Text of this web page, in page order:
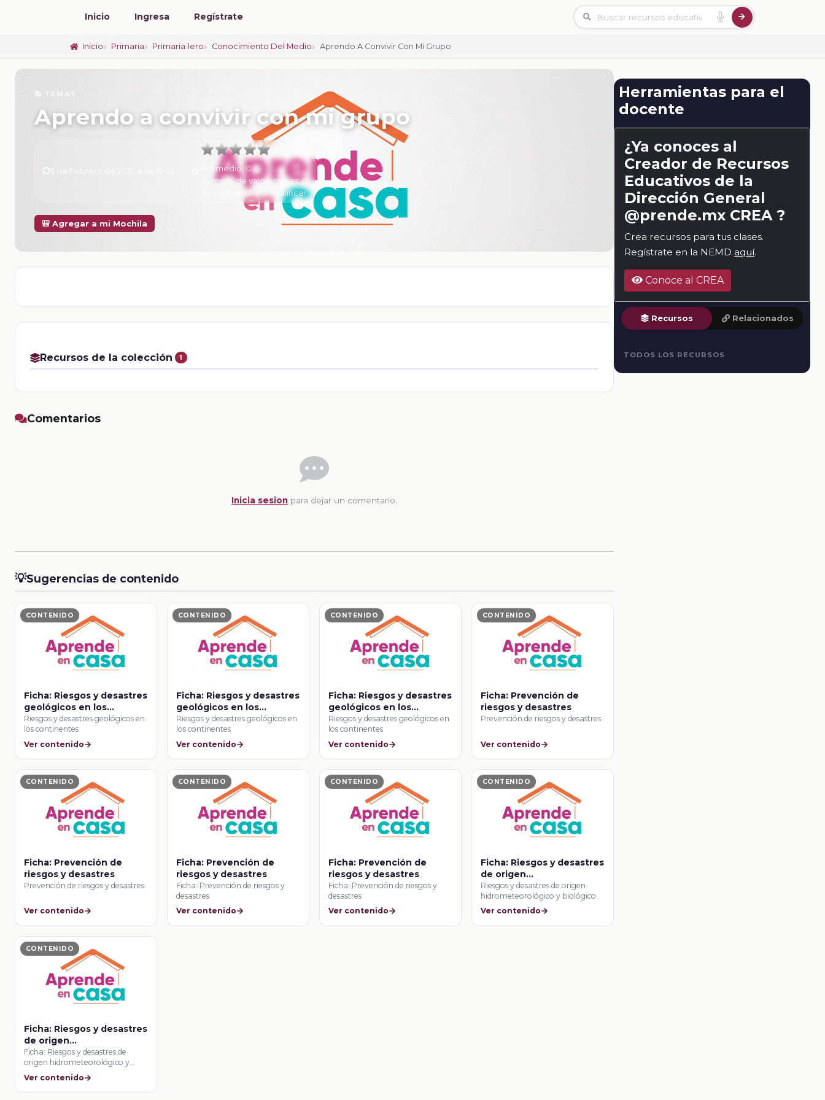
Inicio Ingresa Regístrate
Inicio Primaria Primaria 1ero Conocimiento Del Medio Aprendo A Convivir Con Mi Grupo
📚 TEMAS
Aprendo a convivir con mi grupo
Promedio: 0
Número de valoraciones:0
Tu calificación:Sin calificar
🎒 Agregar a mi Mochila
Recursos de la colección 1
Comentarios
Inicia sesion para dejar un comentario.
💡Sugerencias de contenido
CONTENIDO
Ficha: Riesgos y desastres
geológicos en los
continentes
Riesgos y desastres geológicos en
los continentes
Ver contenido
CONTENIDO
Ficha: Riesgos y desastres
geológicos en los
continentes
Riesgos y desastres geológicos en
los continentes
Ver contenido
CONTENIDO
Ficha: Riesgos y desastres
geológicos en los
continentes
Riesgos y desastres geológicos en
los continentes
Ver contenido
CONTENIDO
Ficha: Prevención de
riesgos y desastres
Prevención de riesgos y desastres
Ver contenido
CONTENIDO
Ficha: Prevención de
riesgos y desastres
Prevención de riesgos y desastres
Ver contenido
CONTENIDO
Ficha: Prevención de
riesgos y desastres
Ficha: Prevención de riesgos y
desastres
Ver contenido
CONTENIDO
Ficha: Prevención de
riesgos y desastres
Ficha: Prevención de riesgos y
desastres
Ver contenido
CONTENIDO
Ficha: Riesgos y desastres
de origen
hidrometeorológico y
biológico
Riesgos y desastres de origen
hidrometeorológico y biológico
Ver contenido
CONTENIDO
Ficha: Riesgos y desastres
de origen
hidrometeorológico y
biológico
Ficha: Riesgos y desastres de
origen hidrometeorológico y
biológico
Ver contenido
Herramientas para el
docente
¿Ya conoces al
Creador de Recursos
Educativos de la
Dirección General
@prende.mx CREA ?
Crea recursos para tus clases.
Regístrate en la NEMD aquí.
Conoce al CREA
Recursos Relacionados
TODOS LOS RECURSOS